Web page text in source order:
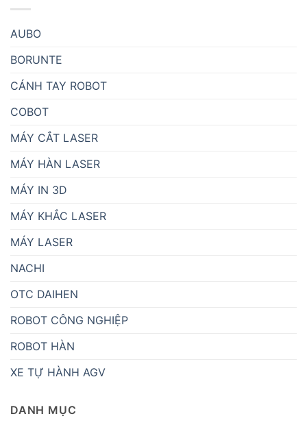
AUBO
BORUNTE
CÁNH TAY ROBOT
COBOT
MÁY CẮT LASER
MÁY HÀN LASER
MÁY IN 3D
MÁY KHẮC LASER
MÁY LASER
NACHI
OTC DAIHEN
ROBOT CÔNG NGHIỆP
ROBOT HÀN
XE TỰ HÀNH AGV
DANH MỤC